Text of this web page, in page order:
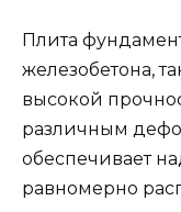
Плита
железобетона,
высокой
различным
обеспечивает
равномерно